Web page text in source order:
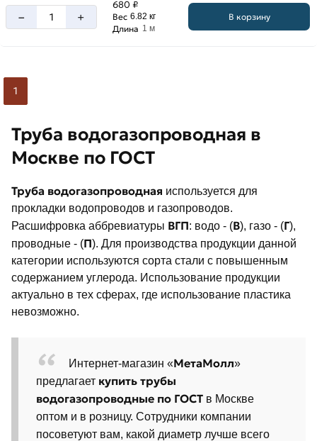
– +
680 ₽
Вес 6.82 кг
Длина 1 м
В корзину
1
Труба водогазопроводная в
Москве по ГОСТ
Труба водогазопроводная используется для
прокладки водопроводов и газопроводов.
Расшифровка аббревиатуры ВГП: водо - (В), газо - (Г),
проводные - (П). Для производства продукции данной
категории используются сорта стали с повышенным
содержанием углерода. Использование продукции
актуально в тех сферах, где использование пластика
невозможно.
Интернет-магазин «МетаМолл»
предлагает купить трубы
водогазопроводные по ГОСТ в Москве
оптом и в розницу. Сотрудники компании
посоветуют вам, какой диаметр лучше всего